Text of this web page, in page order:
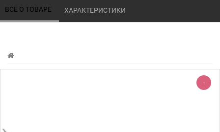
ВСЕ О ТОВАРЕ ХАРАКТЕРИСТИКИ
-